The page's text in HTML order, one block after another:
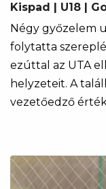
Kispad | U18 |
Négy győzelem
folytatta
ezúttal az UTA
helyzeteit. A
vezetőedző